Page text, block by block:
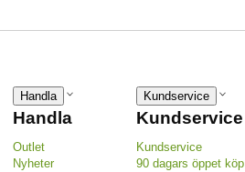
Handla
Handla
Outlet
Nyheter
Kundservice
Kundservice
Kundservice
90 dagars öppet köp